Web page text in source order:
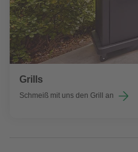
Grills
Schmeiß mit uns den Grill an